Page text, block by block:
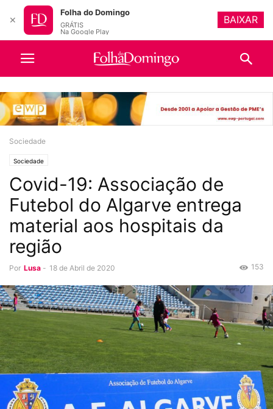
Sociedade
Sociedade
Covid-19: Associação de
Futebol do Algarve entrega
material aos hospitais da
região
Por Lusa - 18 de Abril de 2020 153
✕
Folha do Domingo
GRÁTIS
Na Google Play
BAIXAR